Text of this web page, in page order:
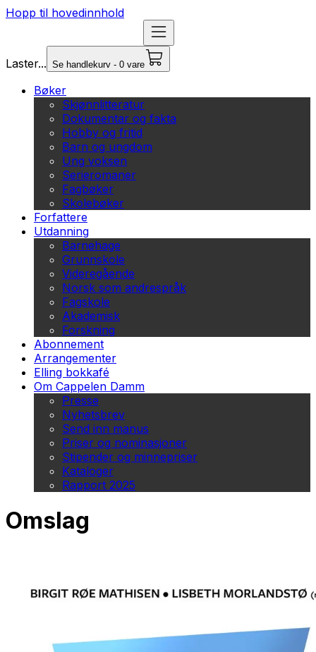
Hopp til hovedinnhold
Laster... Se handlekurv - 0 vare
Bøker
Skjønnlitteratur
Dokumentar og fakta
Hobby og fritid
Barn og ungdom
Ung voksen
Serieromaner
Fagbøker
Skolebøker
Forfattere
Utdanning
Barnehage
Grunnskole
Videregående
Norsk som andrespråk
Fagskole
Akademisk
Forskning
Abonnement
Arrangementer
Elling bokkafé
Om Cappelen Damm
Presse
Nyhetsbrev
Send inn manus
Priser og nominasjoner
Stipender og minnepriser
Kataloger
Rapport 2025
Omslag